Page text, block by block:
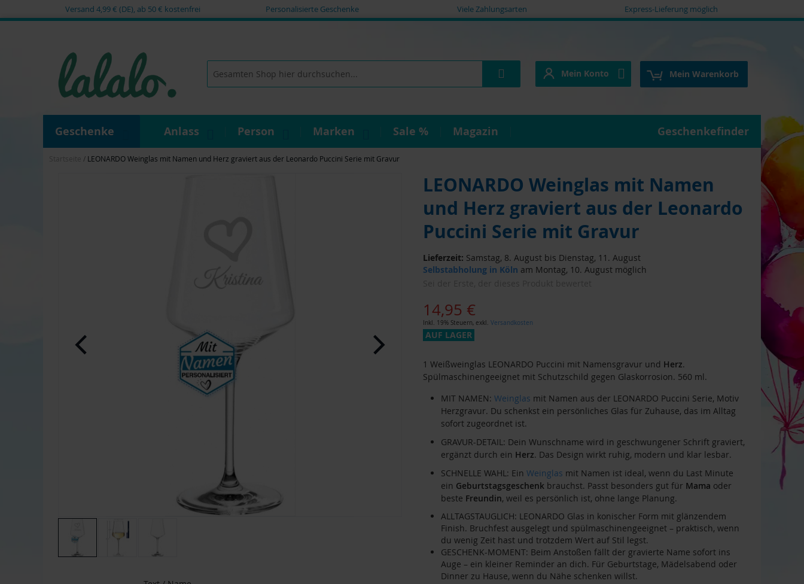
Versand 4,99 € (DE), ab 50 € kostenfrei Personalisierte Geschenke Viele Zahlungsarten Express-Lieferung möglich
springen
Mein Warenkorb
Mein Konto
Mein Konto
Geschenke Anlass Person Marken Sale % Magazin Geschenkefinder
LEONARDO Weinglas mit Namen und Herz graviert aus der Leonardo Puccini Serie mit Gravur
LEONARDO Weinglas mit Namen
und Herz graviert aus der Leonardo
Puccini Serie mit Gravur
Lieferzeit: Samstag, 8. August bis Dienstag, 11. August
Selbstabholung in Köln am Montag, 10. August möglich
14,95 €
Inkl. 19% Steuern, exkl. Versandkosten
AUF LAGER
1 Weißweinglas LEONARDO Puccini mit Namensgravur und Herz.
Spülmaschinengeeignet mit Schutzschild gegen Glaskorrosion. 560 ml.
MIT NAMEN: Weinglas mit Namen aus der LEONARDO Puccini Serie, Motiv
Herzgravur. Du schenkst ein persönliches Glas für Zuhause, das im Alltag
sofort zugeordnet ist.
GRAVUR-DETAIL: Dein Wunschname wird in geschwungener Schrift graviert,
ergänzt durch ein Herz. Das Design wirkt ruhig, modern und klar lesbar.
SCHNELLE WAHL: Ein Weinglas mit Namen ist ideal, wenn du Last Minute
ein Geburtstagsgeschenkbrauchst. Passt besonders gut für Mama oder
beste Freundin, weil es persönlich ist, ohne lange Planung.
ALLTAGSTAUGLICH: LEONARDO Glas in konischer Form mit glänzendem
Finish. Bruchfest ausgelegt und spülmaschinengeeignet – praktisch, wenn
du wenig Zeit hast und trotzdem Wert auf Stil legst.
GESCHENK-MOMENT: Beim Anstoßen fällt der gravierte Name sofort ins
Auge – ein kleiner Reminder an dich. Für Geburtstage, Mädelsabend oder
Dinner zu Hause, wenn du Nähe schenken willst.